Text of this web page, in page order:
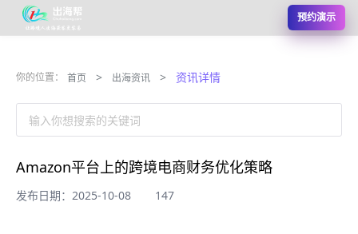
预约演示
你的位置： 首页 > 出海资讯 > 资讯详情
输入你想搜索的关键词
Amazon平台上的跨境电商财务优化策略
发布日期：2025-10-08 147